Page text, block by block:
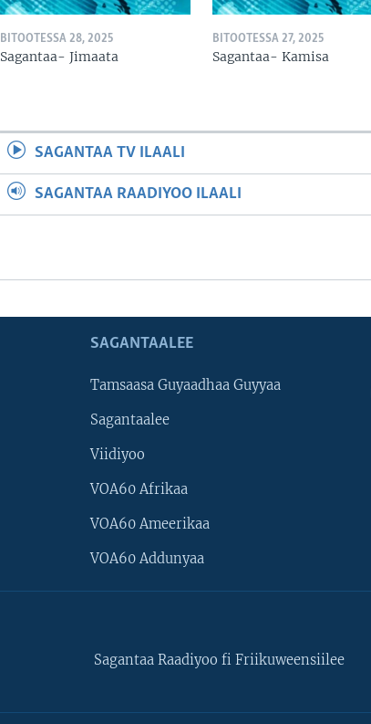
BITOOTESSA 28, 2025
Sagantaa- Jimaata
BITOOTESSA 27, 2025
Sagantaa- Kamisa
SAGANTAA TV ILAALI
SAGANTAA RAADIYOO ILAALI
SAGANTAALEE
Tamsaasa Guyaadhaa Guyyaa
Sagantaalee
Viidiyoo
VOA60 Afrikaa
VOA60 Ameerikaa
VOA60 Addunyaa
Sagantaa Raadiyoo fi Friikuweensiilee